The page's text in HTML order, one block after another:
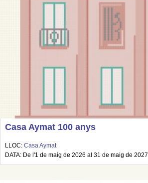
Casa Aymat 100 anys
LLOC: Casa Aymat
DATA: De l'1 de maig de 2026 al 31 de maig de 2027